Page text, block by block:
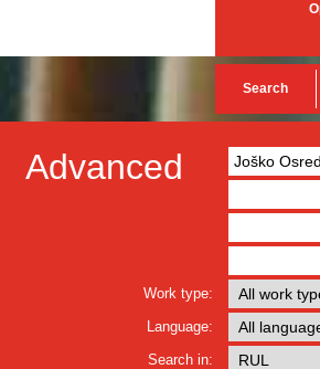
Search
Advanced
Work type:
Language:
Search in: